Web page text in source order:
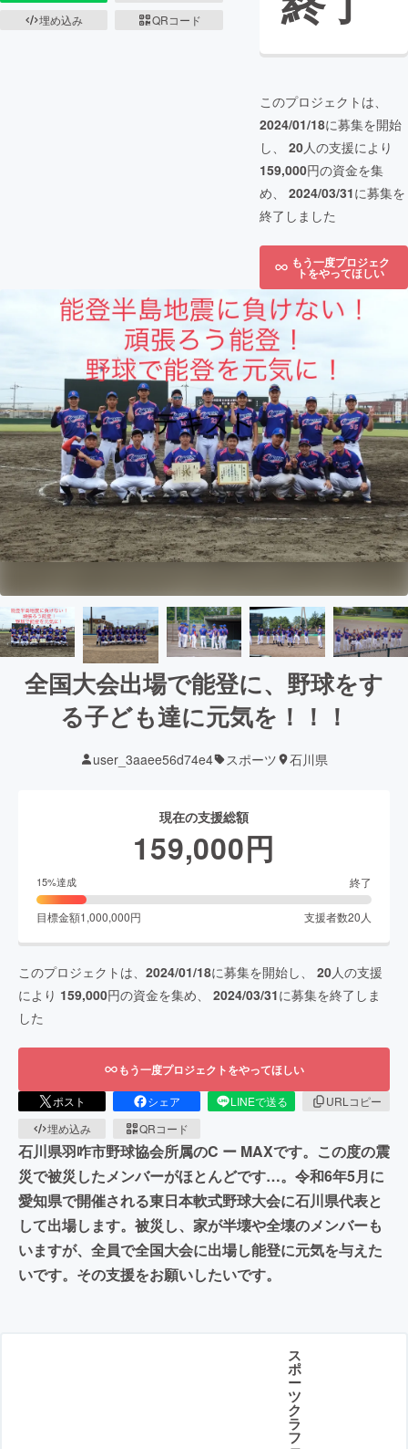
埋め込み
QRコード
このプロジェクトは、
2024/01/18に募集を開始
し、 20人の支援により
159,000円の資金を集
め、 2024/03/31に募集を
終了しました
もう一度プロジェク
トをやってほしい
全国大会出場で能登に、野球をす
る子ども達に元気を！！！
user_3aaee56d74e4 スポーツ 石川県
現在の支援総額
159,000円
15%達成 終了
目標金額1,000,000円 支援者数20 人
このプロジェクトは、 2024/01/18に募集を開始し、 20人の支援
により 159,000円の資金を集め、 2024/03/31に募集を終了しま
した
もう一度プロジェクトをやってほしい
ポスト シェア LINEで送る
URLコピー
埋め込み
QRコード
石川県羽咋市野球協会所属のC ー MAXです。この度の震
災で被災したメンバーがほとんどです…。令和6年5月に
愛知県で開催される東日本軟式野球大会に石川県代表と
して出場します。被災し、家が半壊や全壊のメンバーも
いますが、全員で全国大会に出場し能登に元気を与えた
いです。その支援をお願いしたいです。
ス
ポ
ー
ツ
ク
ラ
フ